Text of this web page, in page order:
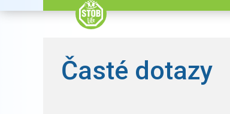
Časté dotazy